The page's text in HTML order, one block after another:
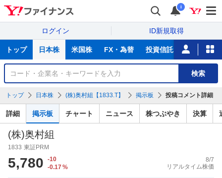
i
ログイン ID新規取得
サ
トップ 日本株 米国株 FX・為替 投資信託 ニュース
銘
検
索
検索
トップ 日本株 (株)奥村組【1833.T】 掲示板 投稿コメント詳細
詳細 掲示板 チャート ニュース 株つぶやき 決算
(株)奥村組
1833 東証PRM
5,780
-10
-0.17%
8/7
リアルタイム株価